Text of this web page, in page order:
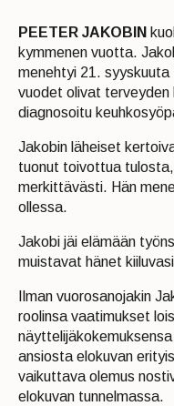
PEETER JAKOBIN
kymmenen vuotta.
menehtyi 21. syyskuuta
vuodet olivat terveyden
diagnosoitu
Jakobin läheiset
tuonut toivottua
merkittävästi. Hän
ollessa.
Jakobi jäi elämään
muistavat hänet
Ilman vuorosanojakin
roolinsa vaatimukset
ansiosta elokuvan
vaikuttava olemus
elokuvan tunnelmassa.​